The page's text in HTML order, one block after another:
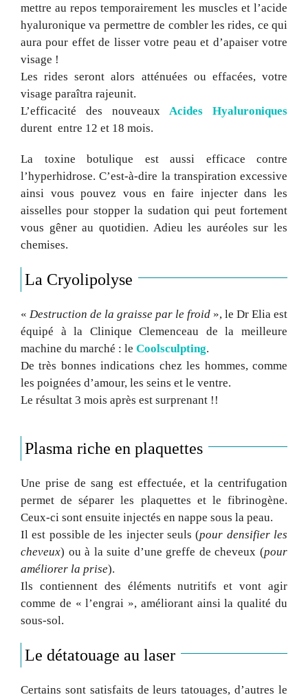
mettre au repos temporairement les muscles et l’acide
hyaluronique va permettre de combler les rides, ce qui
aura pour effet de lisser votre peau et d’apaiser votre
visage !
Les rides seront alors atténuées ou effacées, votre
visage paraîtra rajeunit.
L’efficacité des nouveaux Acides Hyaluroniques
durent entre 12 et 18 mois.
La toxine botulique est aussi efficace contre
l’hyperhidrose. C’est-à-dire la transpiration excessive
ainsi vous pouvez vous en faire injecter dans les
aisselles pour stopper la sudation qui peut fortement
vous gêner au quotidien. Adieu les auréoles sur les
chemises.
La Cryolipolyse
« Destruction de la graisse par le froid », le Dr Elia est
équipé à la Clinique Clemenceau de la meilleure
machine du marché : le Coolsculpting.
De très bonnes indications chez les hommes, comme
les poignées d’amour, les seins et le ventre.
Le résultat 3 mois après est surprenant !!
Plasma riche en plaquettes
Une prise de sang est effectuée, et la centrifugation
permet de séparer les plaquettes et le fibrinogène.
Ceux-ci sont ensuite injectés en nappe sous la peau.
Il est possible de les injecter seuls (pour densifier les
cheveux) ou à la suite d’une greffe de cheveux (pour
améliorer la prise).
Ils contiennent des éléments nutritifs et vont agir
comme de « l’engrai », améliorant ainsi la qualité du
sous-sol.
Le détatouage au laser
Certains sont satisfaits de leurs tatouages, d’autres le